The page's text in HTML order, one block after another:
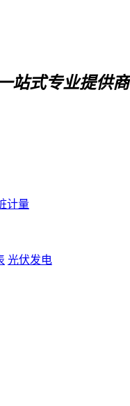
站式专业提供商
计量
光伏发电